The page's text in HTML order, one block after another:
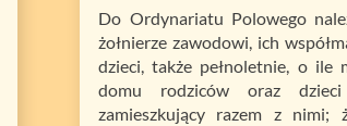
Do Ordynariatu Polowego
żołnierze zawodowi, ich
dzieci, także pełnoletnie, o ile
domu rodziców oraz
zamieszkujący razem z nimi;